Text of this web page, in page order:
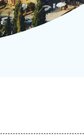
de référence
- Défense